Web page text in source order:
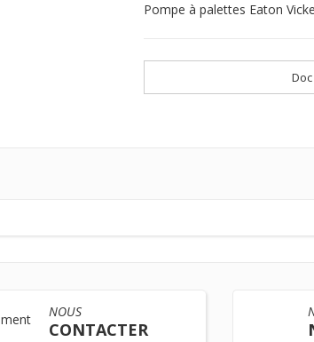
Pompe à palettes Eaton
NOUS
CONTACTER